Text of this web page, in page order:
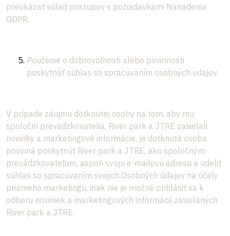
preukázať súlad postupov s požiadavkami Nariadenia
GDPR.
Poučenie o dobrovoľnosti alebo povinnosti
poskytnúť súhlas so spracúvaním osobných údajov
V prípade záujmu dotknutej osoby na tom, aby mu
spoloční prevádzkovatelia, River park a JTRE zasielali
novinky a marketingové informácie, je dotknutá osoba
povinná poskytnúť River park a JTRE, ako spoločným
prevádzkovateľom, aspoň svoju e-mailovú adresu a udeliť
súhlas so spracúvaním svojich Osobných údajov na účely
priameho marketingu, inak nie je možné prihlásiť sa k
odberu noviniek a marketingových informácií zasielaných
River park a JTRE.